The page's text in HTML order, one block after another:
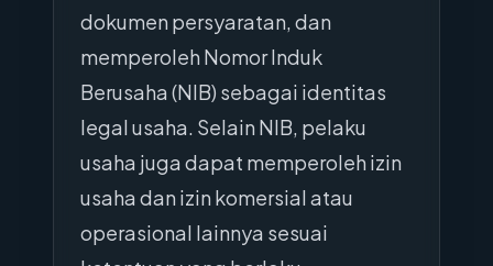
dokumen persyaratan, dan
memperoleh Nomor Induk
Berusaha (NIB) sebagai identitas
legal usaha. Selain NIB, pelaku
usaha juga dapat memperoleh izin
usaha dan izin komersial atau
operasional lainnya sesuai